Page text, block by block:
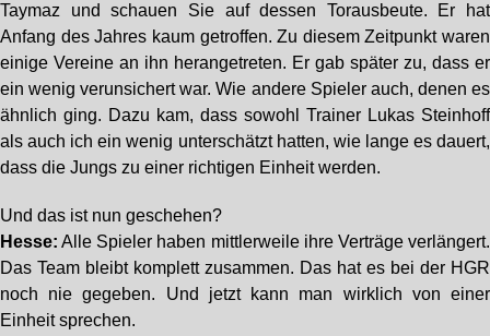
Taymaz und schauen Sie auf dessen Torausbeute. Er hat
Anfang des Jahres kaum getroffen. Zu diesem Zeitpunkt waren
einige Vereine an ihn herangetreten. Er gab später zu, dass er
ein wenig verunsichert war. Wie andere Spieler auch, denen es
ähnlich ging. Dazu kam, dass sowohl Trainer Lukas Steinhoff
als auch ich ein wenig unterschätzt hatten, wie lange es dauert,
dass die Jungs zu einer richtigen Einheit werden.
Und das ist nun geschehen?
Hesse: Alle Spieler haben mittlerweile ihre Verträge verlängert.
Das Team bleibt komplett zusammen. Das hat es bei der HGR
noch nie gegeben. Und jetzt kann man wirklich von einer
Einheit sprechen.